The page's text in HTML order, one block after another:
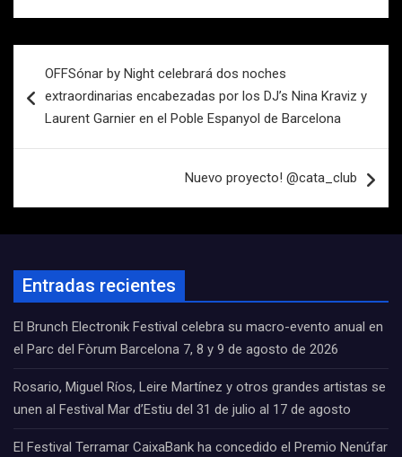
de
entradas
OFFSónar by Night celebrará dos noches
extraordinarias encabezadas por los DJ’s Nina Kraviz y
Laurent Garnier en el Poble Espanyol de Barcelona
Nuevo proyecto! @cata_club
Entradas recientes
El Brunch Electronik Festival celebra su macro-evento anual en
el Parc del Fòrum Barcelona 7, 8 y 9 de agosto de 2026
Rosario, Miguel Ríos, Leire Martínez y otros grandes artistas se
unen al Festival Mar d’Estiu del 31 de julio al 17 de agosto
El Festival Terramar CaixaBank ha concedido el Premio Nenúfar